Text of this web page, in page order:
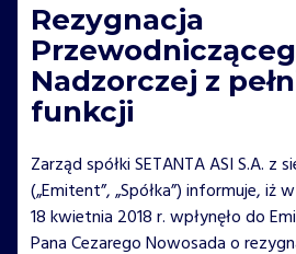
Rezygnacja
Nadzorczej z
funkcji
Zarząd spółki SETANTA ASI S.A. z
(„Emitent”, „Spółka”) informuje, iż
18 kwietnia 2018 r. wpłynęło do
Pana Cezarego Nowosada o